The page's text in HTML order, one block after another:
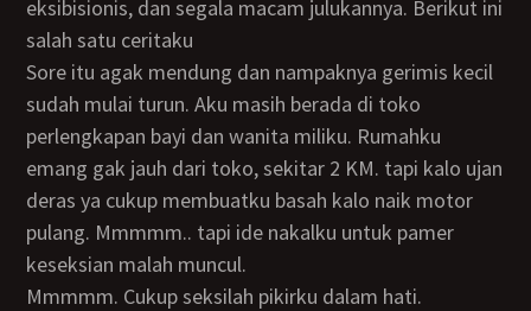
eksibisionis, dan segala macam julukannya. Berikut ini
salah satu ceritaku
Sore itu agak mendung dan nampaknya gerimis kecil
sudah mulai turun. Aku masih berada di toko
perlengkapan bayi dan wanita miliku. Rumahku
emang gak jauh dari toko, sekitar 2 KM. tapi kalo ujan
deras ya cukup membuatku basah kalo naik motor
pulang. Mmmmm.. tapi ide nakalku untuk pamer
keseksian malah muncul.
Mmmmm. Cukup seksilah pikirku dalam hati.